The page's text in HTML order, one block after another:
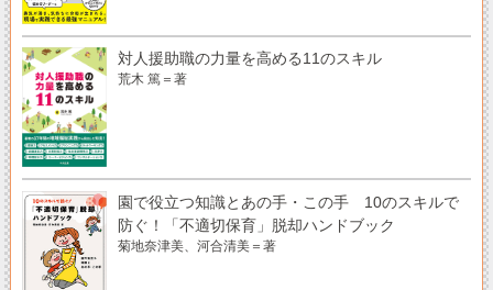
対人援助職の力量を高める11のスキル
荒木 篤＝著
園で役立つ知識とあの手・この手 10のスキルで
防ぐ！「不適切保育」脱却ハンドブック
菊地奈津美、河合清美＝著